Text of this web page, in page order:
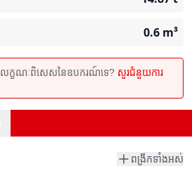
0.6 m³
លក្ខណៈពិសេសនៃឧបករណ៍ទេ? សួរជំនួយការ
ពង្រីកទាំងអស់